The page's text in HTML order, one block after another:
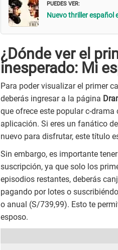
PUEDES VER:
Nuevo thriller español
¿Dónde ver el
inesperado: Mi
Para poder visualizar el primer
deberás ingresar a la página
que ofrece este popular c-
aplicación. Si eres un fanático
nuevo para disfrutar, este título
Sin embargo, es importante
suscripción, ya que solo los
episodios restantes, deberás
pagando por lotes o
o anual (S/739,99). Esto te
esposo.